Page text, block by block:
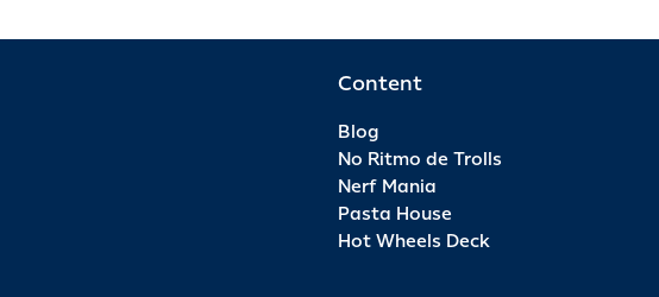
Content
Blog
No Ritmo de Trolls
Nerf Mania
Pasta House
Hot Wheels Deck